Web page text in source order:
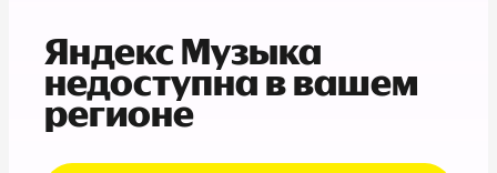
Яндекс Музыка
недоступна в вашем
регионе